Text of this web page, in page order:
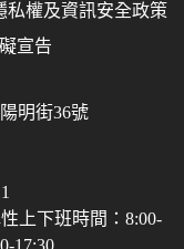
私權及資訊安全政策
宣告
明街36號
上下班時間：8:00-